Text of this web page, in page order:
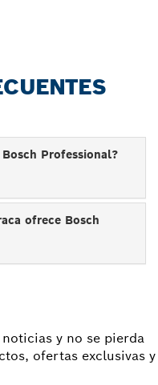
Professional?
ofrece Bosch
y no se pierda
ofertas exclusivas y